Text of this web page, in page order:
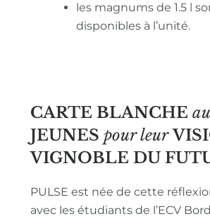
les magnums de 1.5 l
disponibles à l’unité.
CARTE BLANCHE
JEUNES pour leur
VIGNOBLE DU
PULSE est née de cette
avec les étudiants de l’ECV